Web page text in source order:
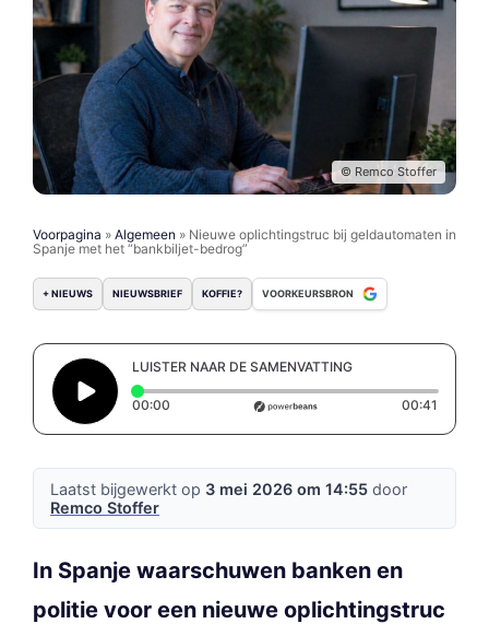
© Remco Stoffer
Voorpagina » Algemeen » Nieuwe oplichtingstruc bij geldautomaten in
Spanje met het “bankbiljet-bedrog”
+ NIEUWS NIEUWSBRIEF KOFFIE? VOORKEURSBRON
LUISTER NAAR DE SAMENVATTING
00:00 Elapsed time: 0 seconds 00:41
Laatst bijgewerkt op 3 mei 2026 om 14:55 door
Remco Stoffer
In Spanje waarschuwen banken en
politie voor een nieuwe oplichtingstruc